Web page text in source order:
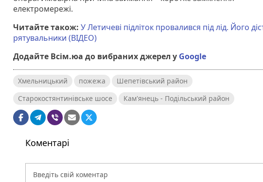
електромережі.
Читайте також: У Летичеві підліток провалився під лід. Його
рятувальники (ВІДЕО)
Додайте Всім.юа до вибраних джерел у Google
Хмельницький пожежа
Шепетівський район
Старокостянтинівське шосе
Кам'янець - Подільський район
Коментарі